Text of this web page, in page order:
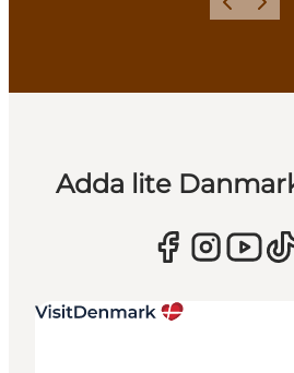
Föregående
Nästa
Adda lite